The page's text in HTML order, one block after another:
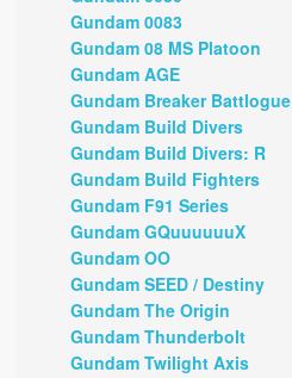
Gundam 0083
Gundam 08 MS Platoon
Gundam AGE
Gundam Breaker Battlogue
Gundam Build Divers
Gundam Build Divers: R
Gundam Build Fighters
Gundam F91 Series
Gundam GQuuuuuuX
Gundam OO
Gundam SEED / Destiny
Gundam The Origin
Gundam Thunderbolt
Gundam Twilight Axis